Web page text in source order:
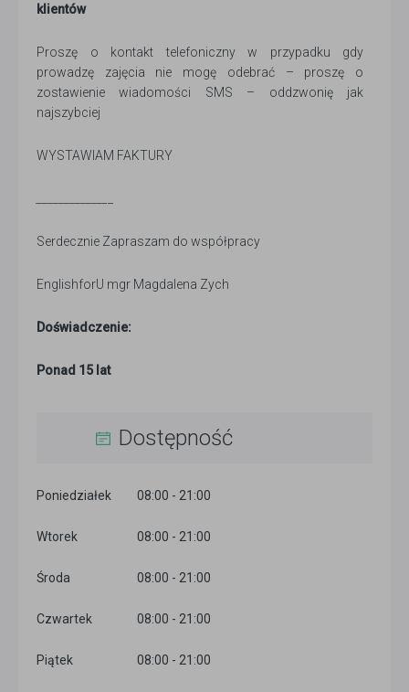
klientów
Proszę o kontakt telefoniczny w przypadku gdy
prowadzę zajęcia nie mogę odebrać – proszę o
zostawienie wiadomości SMS – oddzwonię jak
najszybciej
WYSTAWIAM FAKTURY
Serdecznie Zapraszam do współpracy
EnglishforU mgr Magdalena Zych
Doświadczenie:
Ponad 15 lat
Dostępność
Poniedziałek 08:00 - 21:00
Wtorek 08:00 - 21:00
Środa 08:00 - 21:00
Czwartek 08:00 - 21:00
Piątek 08:00 - 21:00